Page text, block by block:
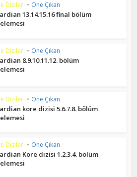
Dizileri • Öne Çıkan
13.14.15.16 final bölüm
Dizileri • Öne Çıkan
8.9.10.11.12. bölüm
Dizileri • Öne Çıkan
kore dizisi 5.6.7.8. bölüm
Dizileri • Öne Çıkan
Kore dizisi 1.2.3.4. bölüm